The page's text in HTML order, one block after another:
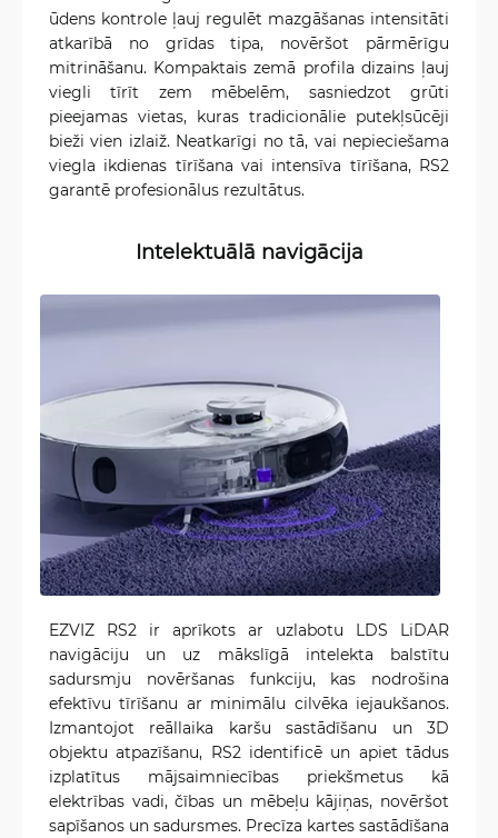
ūdens kontrole ļauj regulēt mazgāšanas intensitāti
atkarībā no grīdas tipa, novēršot pārmērīgu
mitrināšanu. Kompaktais zemā profila dizains ļauj
viegli tīrīt zem mēbelēm, sasniedzot grūti
pieejamas vietas, kuras tradicionālie putekļsūcēji
bieži vien izlaiž. Neatkarīgi no tā, vai nepieciešama
viegla ikdienas tīrīšana vai intensīva tīrīšana, RS2
garantē profesionālus rezultātus.
Intelektuālā navigācija
EZVIZ RS2 ir aprīkots ar uzlabotu LDS LiDAR
navigāciju un uz mākslīgā intelekta balstītu
sadursmju novēršanas funkciju, kas nodrošina
efektīvu tīrīšanu ar minimālu cilvēka iejaukšanos.
Izmantojot reāllaika karšu sastādīšanu un 3D
objektu atpazīšanu, RS2 identificē un apiet tādus
izplatītus mājsaimniecības priekšmetus kā
elektrības vadi, čības un mēbeļu kājiņas, novēršot
sapīšanos un sadursmes. Precīza kartes sastādīšana